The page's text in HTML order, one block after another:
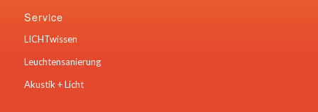
Service
LICHTwissen
Leuchtensanierung
Akustik + Licht